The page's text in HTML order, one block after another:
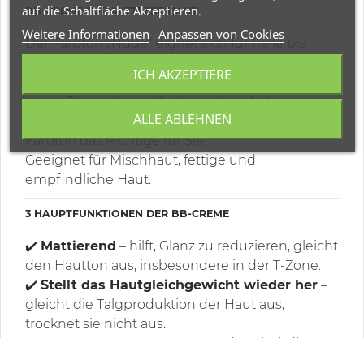
BB-CREME FÜR MITTLERE HAUT
Der Farbton „Nude“ eignet sich für helle bis
Wenn Ihre Haut in der Sonne nicht so leicht
einen Sonnenbrand bekommt und eher zu
einer gleichmäßigen Bräune neigt, ist dieser
Farbton das Richtige für Sie.
Geeignet für Mischhaut, fettige und
empfindliche Haut.
3 HAUPTFUNKTIONEN DER BB-CREME
✔️ Mattierend – hilft, Glanz zu reduzieren, gleicht
den Hautton aus, insbesondere in der T-Zone.
✔️ Stellt das Hautgleichgewicht wieder her –
gleicht die Talgproduktion der Haut aus,
trocknet sie nicht aus.
auf die Schaltfläche Akzeptieren.
Weitere Informationen Anpassen von Cookies
ALLE ABLEHNEN
ICH AKZEPTIERE